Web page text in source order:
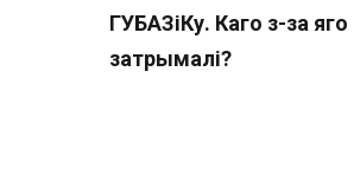
ГУБАЗіКу. Каго з-за яго
затрымалі?